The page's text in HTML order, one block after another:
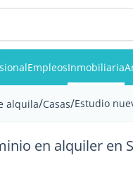
EmpleosInmobiliaria
alquila/Casas/Estudio
en alquiler en